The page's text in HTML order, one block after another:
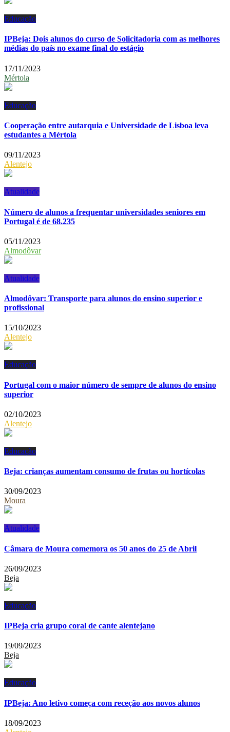
Educação
IPBeja: Dois alunos do curso de Solicitadoria com as melhores
médias do país no exame final do estágio
17/11/2023
Mértola
Educação
Cooperação entre autarquia e Universidade de Lisboa leva
estudantes a Mértola
09/11/2023
Alentejo
Atualidade
Número de alunos a frequentar universidades seniores em
Portugal é de 68.235
05/11/2023
Almodôvar
Atualidade
Almodôvar: Transporte para alunos do ensino superior e
profissional
15/10/2023
Alentejo
Educação
Portugal com o maior número de sempre de alunos do ensino
superior
02/10/2023
Alentejo
Educação
Beja: crianças aumentam consumo de frutas ou hortícolas
30/09/2023
Moura
Atualidade
Câmara de Moura comemora os 50 anos do 25 de Abril
26/09/2023
Beja
Educação
IPBeja cria grupo coral de cante alentejano
19/09/2023
Beja
Educação
IPBeja: Ano letivo começa com receção aos novos alunos
18/09/2023